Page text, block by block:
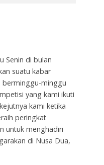
Senin di bulan
suatu kabar
berminggu-minggu
yang kami ikuti
kami ketika
peringkat
untuk menghadiri
di Nusa Dua,